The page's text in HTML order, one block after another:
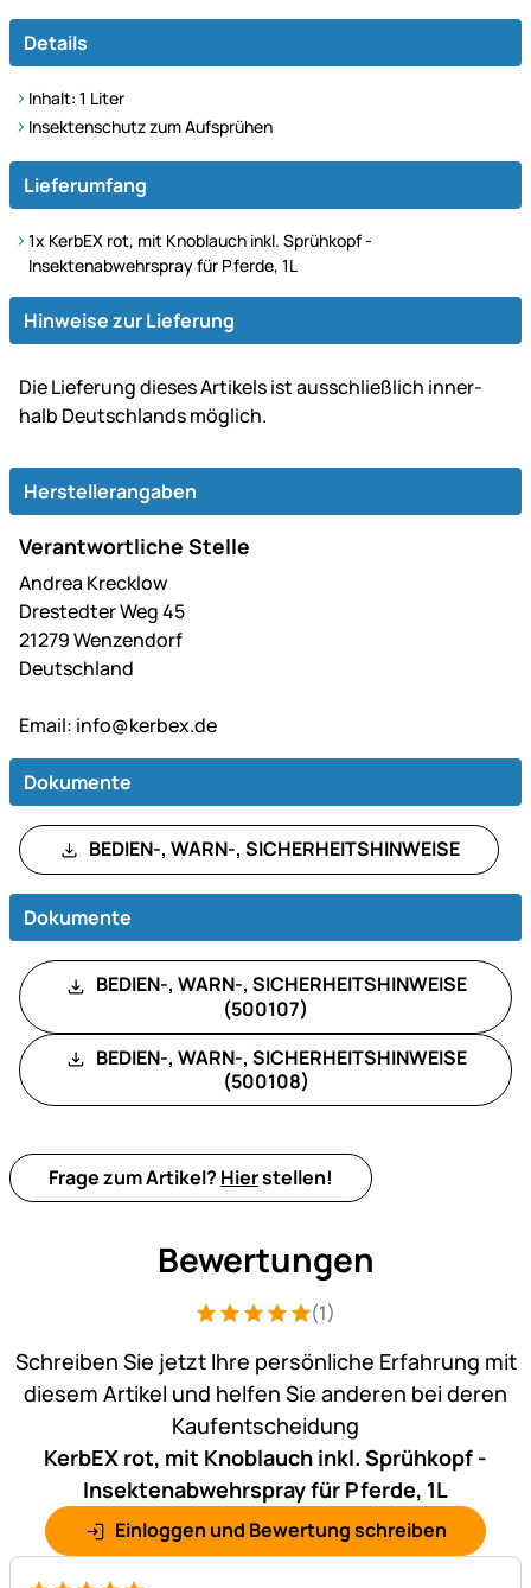
Details
Inhalt: 1 Liter
Insektenschutz zum Aufsprühen
Lieferumfang
1x KerbEX rot, mit Knoblauch inkl. Sprühkopf -
Insektenabwehrspray für Pferde, 1L
Hinweise zur Lieferung
Die Lie­fe­rung dieses Artikels ist aus­schließ­lich inner­
halb Deutsch­lands möglich.
Herstellerangaben
Verantwortliche Stelle
Andrea Krecklow
Drestedter Weg 45
21279 Wenzendorf
Deutschland
Email: info@kerbex.de
Dokumente
BEDIEN-, WARN-, SICHERHEITSHINWEISE
Dokumente
BEDIEN-, WARN-, SICHERHEITSHINWEISE
(500107)
BEDIEN-, WARN-, SICHERHEITSHINWEISE
(500108)
Frage zum Artikel? Hierstellen!
Bewertungen
Bewertung: 5 von 5 (1 Bewertungen)
1 Bewertung(1)
Schreiben Sie jetzt Ihre persönliche Erfahrung mit
diesem Artikel und helfen Sie anderen bei deren
Kaufentscheidung
KerbEX rot, mit Knoblauch inkl. Sprühkopf -
Insektenabwehrspray für Pferde, 1L
Einloggen und Bewertung schreiben